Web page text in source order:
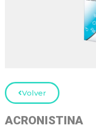
Volver
ACRONISTINA